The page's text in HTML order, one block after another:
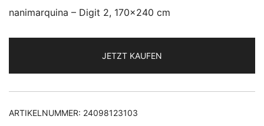
nanimarquina – Digit 2, 170×240 cm
JETZT KAUFEN
ARTIKELNUMMER: 24098123103